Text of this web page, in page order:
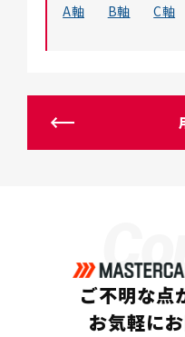
A軸 B軸 C軸
ご不明な点
お気軽に